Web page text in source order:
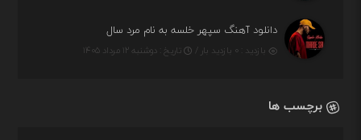
دانلود آهنگ سپهر خلسه به نام مرد سال
بازدید : ۰ بازدید بار / تاریخ : دوشنبه ۱۲ مرداد ۱۴۰۵
برچسب ها